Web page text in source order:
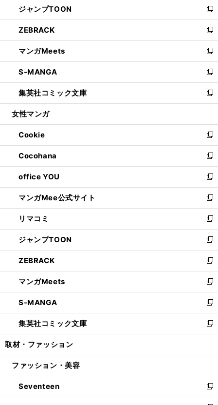
く
で
開
く
ド
ウ
で
開
く
ィ
ン
ド
ウ
で
開
く
い
ウ
ィ
ン
ド
ウ
で
開
く
ジャンプTOON
新
し
い
ウ
ィ
ン
ド
ウ
で
開
ZEBRACK
新
し
い
ウ
ィ
ン
ド
ウ
開
く
マンガMeets
新
し
い
ウ
ィ
ン
ウ
で
開
く
S-MANGA
新
し
い
ウ
ン
ド
ウ
で
開
く
集英社コミック文庫
新
し
ウ
ィ
ン
ド
ウ
で
開
く
女性マンガ
Cookie
新
し
い
ウ
ィ
ン
ド
ウ
で
開
く
Cocohana
新
し
い
ウ
ィ
ン
ド
ウ
で
開
く
office YOU
新
し
い
ウ
ィ
ン
ド
ウ
で
開
く
マンガMee公式サイト
新
し
い
ウ
ィ
ン
ド
ウ
で
開
く
リマコミ
新
し
い
ウ
ィ
ン
ド
ウ
で
開
く
ジャンプTOON
新
し
い
ウ
ィ
ン
ド
ウ
で
開
ZEBRACK
新
し
い
ウ
ィ
ン
ド
ウ
開
マンガMeets
新
し
い
ウ
ィ
ン
ウ
開
く
S-MANGA
新
し
い
ウ
ン
ウ
で
開
集英社コミック文庫
新
し
ウ
ン
ド
ウ
取材・ファッション
ファッション・美容
Seventeen
新
し